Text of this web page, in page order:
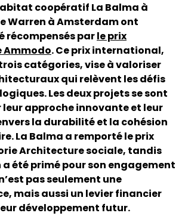
coopératif La Balma à
Warren à Amsterdam ont
récompensés parle prix
Ammodo. Ce prix international,
catégories, vise à valoriser
qui relèvent les défis
Les deux projets se sont
approche innovante et leur
la durabilité et la cohésion
La Balma a remporté le prix
Architecture sociale, tandis
a été primé pour son engagement
pas seulement une
mais aussi un levier financier
développement futur.